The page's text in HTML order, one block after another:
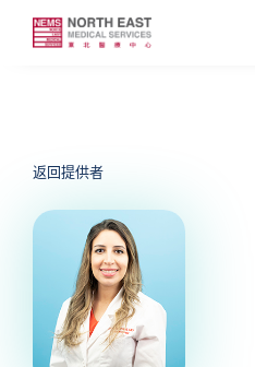
返回提供者